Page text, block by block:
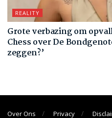
REALITY
Grote verbazing om
Chess over De
zeggen?’
Over Ons Privacy